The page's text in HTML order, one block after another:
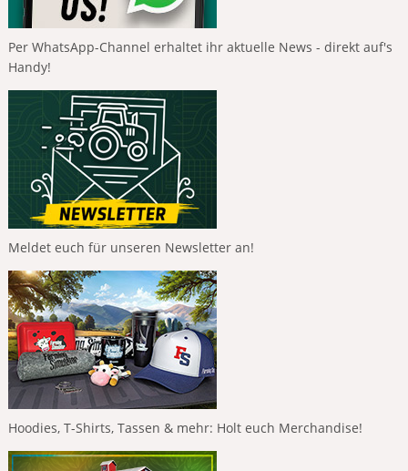
Per WhatsApp-Channel erhaltet ihr aktuelle News - direkt auf's
Handy!
Meldet euch für unseren Newsletter an!
Hoodies, T-Shirts, Tassen & mehr: Holt euch Merchandise!